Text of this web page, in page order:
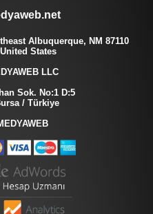
Albuquerque, NM 87110
States
LLC
Sok. No:1 D:5
/ Türkiye